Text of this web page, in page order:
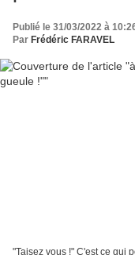
Publié le 31/03/2022 à
Par Frédéric FARAVEL
"Taisez vous !" C'est ce qui